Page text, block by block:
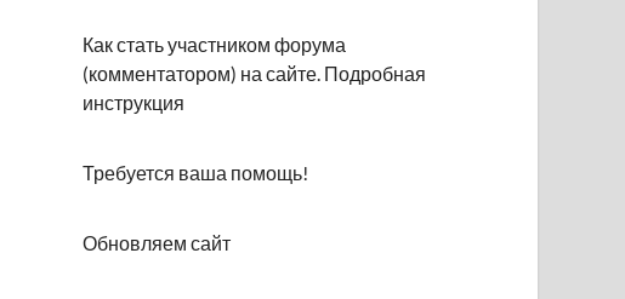
Как стать участником форума
(комментатором) на сайте. Подробная
инструкция
Требуется ваша помощь!
Обновляем сайт